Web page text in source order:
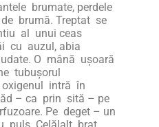
brumate, perdele
brumă. Treptat se
al unui ceas
cu auzul, abia
O mână ușoară
tubușorul
intră în
– ca prin sită – pe
Pe deget – un